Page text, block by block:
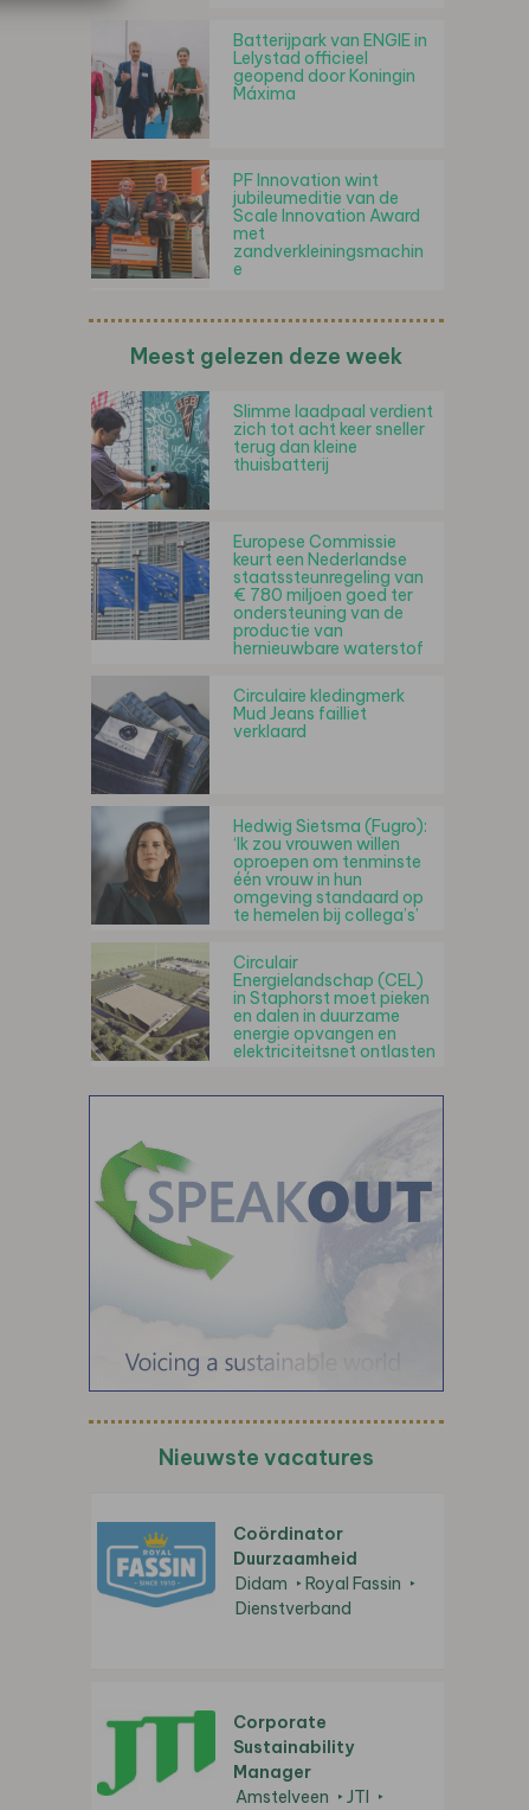
Batterijpark van ENGIE in
Lelystad officieel
geopend door Koningin
Máxima
PF Innovation wint
jubileumeditie van de
Scale Innovation Award
met
zandverkleiningsmachin
e
Meest gelezen deze week
Slimme laadpaal verdient
zich tot acht keer sneller
terug dan kleine
thuisbatterij
Europese Commissie
keurt een Nederlandse
staatssteunregeling van
€ 780 miljoen goed ter
ondersteuning van de
productie van
hernieuwbare waterstof
Circulaire kledingmerk
Mud Jeans failliet
verklaard
Hedwig Sietsma (Fugro):
‘Ik zou vrouwen willen
oproepen om tenminste
één vrouw in hun
omgeving standaard op
te hemelen bij collega’s’
Circulair
Energielandschap (CEL)
in Staphorst moet pieken
en dalen in duurzame
energie opvangen en
elektriciteitsnet ontlasten
Nieuwste vacatures
Coördinator
Duurzaamheid
Didam
Royal Fassin
Dienstverband
Corporate
Sustainability
Manager
Amstelveen
JTI